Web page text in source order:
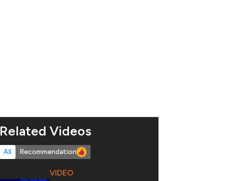
Related Videos
All Recommendation
VIDEO